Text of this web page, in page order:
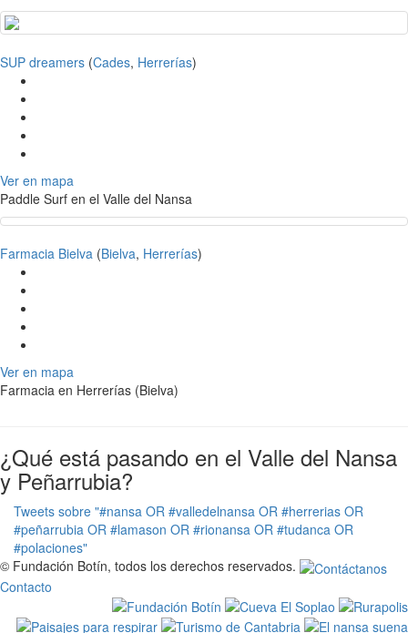
SUP dreamers (Cades, Herrerías)
Ver en mapa
Paddle Surf en el Valle del Nansa
Farmacia Bielva (Bielva, Herrerías)
Ver en mapa
Farmacia en Herrerías (Bielva)
¿Qué está pasando en el Valle del Nansa
y Peñarrubia?
Tweets sobre "#nansa OR #valledelnansa OR #herrerias OR
#peñarrubia OR #lamason OR #rionansa OR #tudanca OR
#polaciones"
© Fundación Botín, todos los derechos reservados.
Contacto